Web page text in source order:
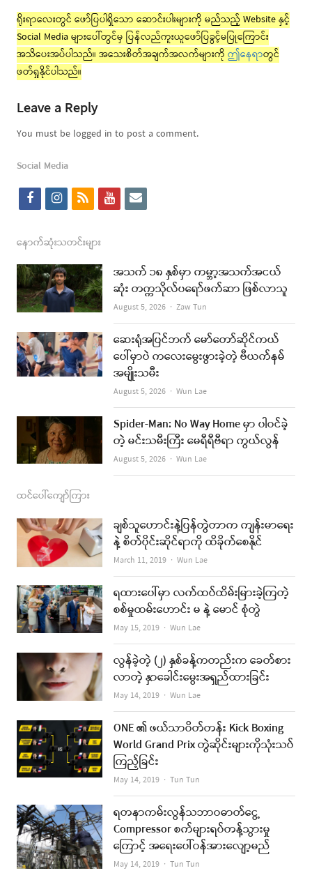
ရိုးရာလေးတွင် ဖော်ပြပါရှိသော ဆောင်းပါးများကို မည်သည့် Website နှင့်
Social Media များပေါ်တွင်မှ ပြန်လည်ကူးယူဖော်ပြခွင့်မပြုကြောင်း
အသိပေးအပ်ပါသည်။ အသေးစိတ်အချက်အလက်များကို ဤနေရာတွင်
ဖတ်ရှုနိုင်ပါသည်။
Leave a Reply
You must be logged in to post a comment.
Social Media
f
c
e
b
o
o
k
i
s
t
a
g
r
a
m
r
s
y
t
u
b
e
e
i
l
နောက်ဆုံးသတင်းများ
အသက် ၁၈ နှစ်မှာ ကမ္ဘာ့အသက်အငယ်
ဆုံး တက္ကသိုလ်ပရော်ဖက်ဆာ ဖြစ်လာသူ
August 5, 2026 Author
Zaw Tun
ဆေးရုံအပြင်ဘက် မော်တော်ဆိုင်ကယ်
ပေါ်မှာပဲ ကလေးမွေးဖွားခဲ့တဲ့ ဗီယက်နမ်
အမျိုးသမီး
August 5, 2026 Author
Wun Lae
Spider-Man: No Way Home မှာ ပါဝင်ခဲ့
တဲ့ မင်းသမီးကြီး မေရီရီဗီရာ ကွယ်လွန်
August 5, 2026 Author
Wun Lae
ထင်ပေါ်ကျော်ကြား
ချစ်သူဟောင်းနဲ့ပြန်တွဲတာက ကျန်းမာရေး
နဲ့ စိတ်ပိုင်းဆိုင်ရာကို ထိခိုက်စေနိုင်
March 11, 2019 Author
Wun Lae
ရထားပေါ်မှာ လက်ထပ်ထိမ်းမြားခဲ့ကြတဲ့
စစ်မှုထမ်းဟောင်း မ နဲ့ မောင် စုံတွဲ
May 15, 2019 Author
Wun Lae
လွန်ခဲ့တဲ့ (၂) နှစ်ခန့်ကတည်းက ခေတ်စား
လာတဲ့ နှာခေါင်းမွေးအရှည်ထားခြင်း
May 14, 2019 Author
Wun Lae
ONE ၏ ဖယ်သာဝိတ်တန်း Kick Boxing
World Grand Prix တွဲဆိုင်းများကိုသုံးသပ်
ကြည့်ခြင်း
May 14, 2019 Author
Tun Tun
ရတနာကမ်းလွန်သဘာဝဓာတ်ငွေ့
Compressor စက်များရပ်တန့်သွားမှု
ကြောင့် အရေးပေါ်ဝန်အားလျော့မည်
May 14, 2019 Author
Tun Tun